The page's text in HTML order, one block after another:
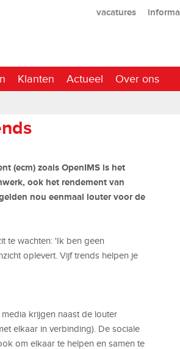
vacatures
Klanten Actueel Over ons
(ecm) zoals OpenIMS is het
ook het rendement van
nou eenmaal louter voor de
te wachten: 'Ik ben geen
oplevert. Vijf trends helpen je
krijgen naast de louter
elkaar in verbinding). De sociale
om elkaar te helpen en samen te